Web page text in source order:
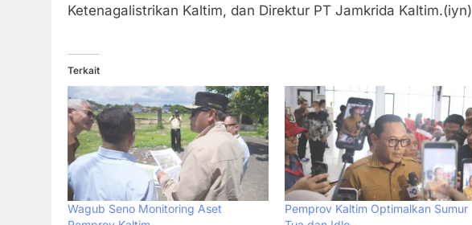
Ketenagalistrikan Kaltim, dan Direktur PT Jamkrida Kaltim.(iyn)
Terkait
Wagub Seno Monitoring Aset
Pemprov Kaltim Optimalkan Sumur